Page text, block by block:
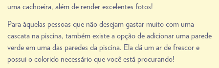
uma cachoeira, além de render excelentes fotos!
Para àquelas pessoas que não desejam gastar muito com uma
cascata na piscina, também existe a opção de adicionar uma parede
verde em uma das paredes da piscina. Ela dá um ar de frescor e
possui o colorido necessário que você está procurando!